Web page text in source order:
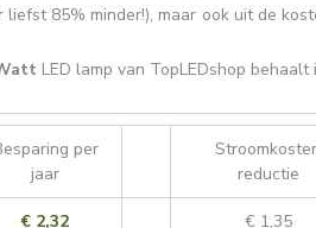
85% minder!), maar ook uit de
LED lamp van TopLEDshop
per
jaar
reductie
€ 2,32 € 1,35